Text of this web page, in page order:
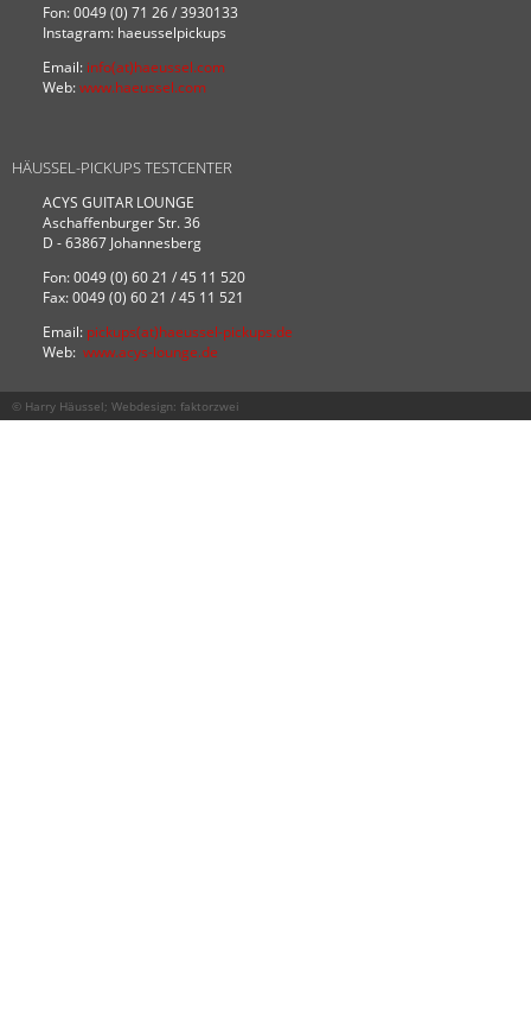
Fon: 0049 (0) 71 26 / 3930133
Instagram: haeusselpickups
Email: info(at)haeussel.com
Web:www.haeussel.com
HÄUSSEL-PICKUPS TESTCENTER
ACYS GUITAR LOUNGE
Aschaffenburger Str. 36
D - 63867 Johannesberg
Fon: 0049 (0) 60 21 / 45 11 520
Fax: 0049 (0) 60 21 / 45 11 521
Email: pickups(at)haeussel-pickups.de
Web: www.acys-lounge.de
© Harry Häussel; Webdesign: faktorzwei